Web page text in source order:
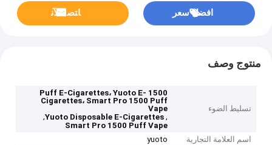
افضل سعر ﺎﺘﺼﻟ ﺍﻶﻧ
منتوج وصف
تسليط الضوء
1500 Puff E-Cigarettes، Yuoto E-
Cigarettes، Smart Pro 1500 Puff
Vape
,
Yuoto Disposable E-Cigarettes
,
Smart Pro 1500 Puff Vape
اسم العلامة التجارية
yuoto